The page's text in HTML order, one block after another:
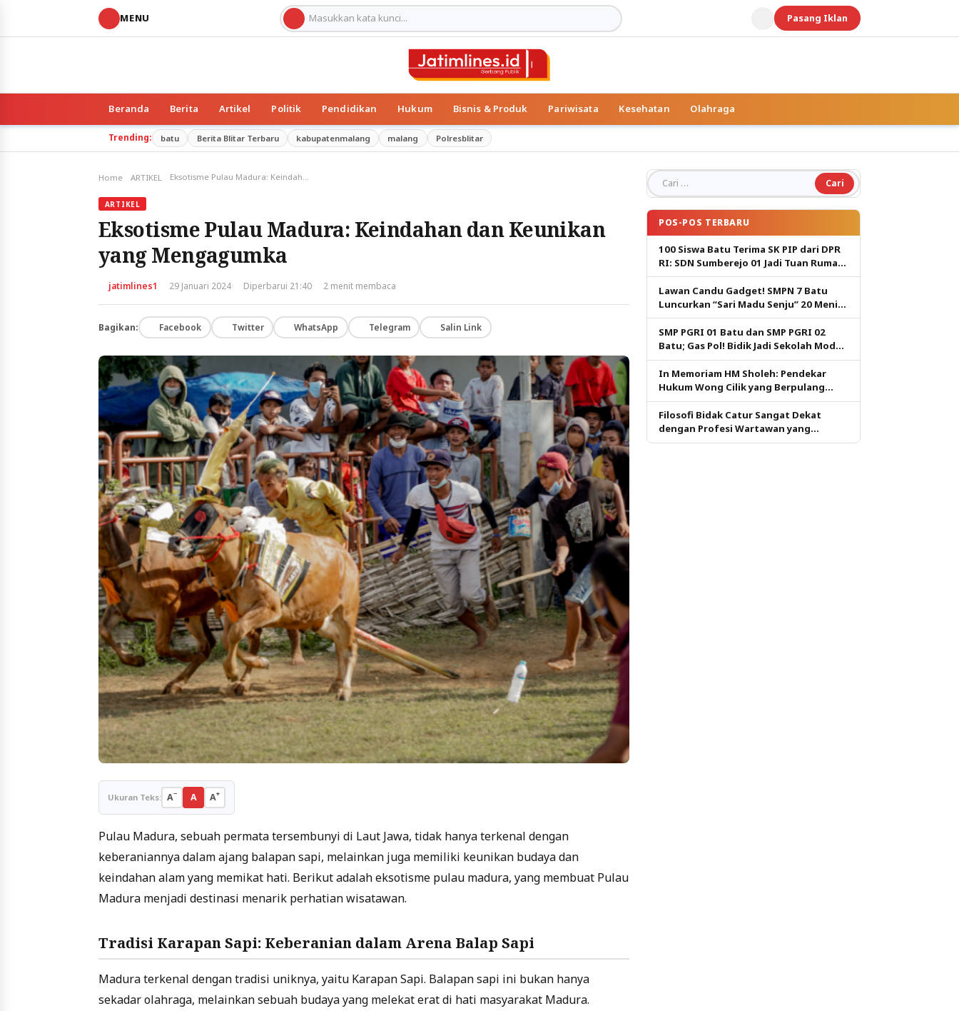
MENU Pasang Iklan
Beranda Berita Artikel Politik Pendidikan Hukum Bisnis & Produk Pariwisata Kesehatan Olahraga
Trending: batu Berita Blitar Terbaru kabupatenmalang malang Polresblitar
Home ARTIKEL
ARTIKEL
Eksotisme Pulau Madura: Keindahan dan Keunikan
yang Mengagumka
jatimlines1· 29 Januari 2024· Diperbarui 21:40· 2 menit membaca
Bagikan: Facebook Twitter WhatsApp Telegram Salin Link
Ukuran Teks: A− A A+
Pulau Madura, sebuah permata tersembunyi di Laut Jawa, tidak hanya terkenal dengan
keberaniannya dalam ajang balapan sapi, melainkan juga memiliki keunikan budaya dan
keindahan alam yang memikat hati. Berikut adalah eksotisme pulau madura, yang membuat Pulau
Madura menjadi destinasi menarik perhatian wisatawan.
Tradisi Karapan Sapi: Keberanian dalam Arena Balap Sapi
Madura terkenal dengan tradisi uniknya, yaitu Karapan Sapi. Balapan sapi ini bukan hanya
sekadar olahraga, melainkan sebuah budaya yang melekat erat di hati masyarakat Madura.
Cari untuk:
POS-POS TERBARU
100 Siswa Batu Terima SK PIP dari DPR
RI: SDN Sumberejo 01 Jadi Tuan Rumah,
Harapan Baru Pendidikan Gratis
Lawan Candu Gadget! SMPN 7 Batu
Luncurkan “Sari Madu Senju” 20 Menit
Cetak Generasi Pembaca
SMP PGRI 01 Batu dan SMP PGRI 02
Batu; Gas Pol! Bidik Jadi Sekolah Model
PM dan KKA Pertama di Kota Batu
In Memoriam HM Sholeh: Pendekar
Hukum Wong Cilik yang Berpulang
dalam Ketulusan
Filosofi Bidak Catur Sangat Dekat
dengan Profesi Wartawan yang
Dituntut Berpikir Kritis